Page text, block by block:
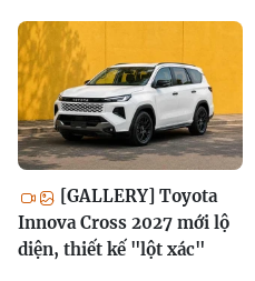
[GALLERY] Toyota
Innova Cross 2027 mới lộ
diện, thiết kế "lột xác"